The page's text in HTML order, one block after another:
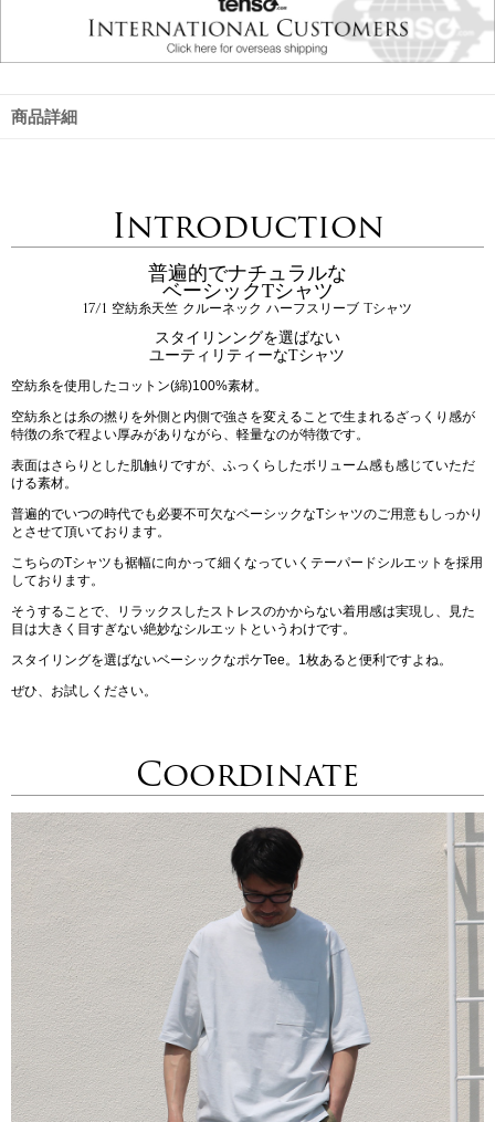
商品詳細
Introduction
普遍的でナチュラルな
ベーシックTシャツ
17/1 空紡糸天竺 クルーネック ハーフスリーブ Tシャツ
スタイリンングを選ばない
ユーティリティーなTシャツ
空紡糸を使用したコットン(綿)100%素材。
空紡糸とは糸の撚りを外側と内側で強さを変えることで生まれるざっくり感が
特徴の糸で程よい厚みがありながら、軽量なのが特徴です。
表面はさらりとした肌触りですが、ふっくらしたボリューム感も感じていただ
ける素材。
普遍的でいつの時代でも必要不可欠なベーシックなTシャツのご用意もしっかり
とさせて頂いております。
こちらのTシャツも裾幅に向かって細くなっていくテーパードシルエットを採用
しております。
そうすることで、リラックスしたストレスのかからない着用感は実現し、見た
目は大きく目すぎない絶妙なシルエットというわけです。
スタイリングを選ばないベーシックなポケTee。1枚あると便利ですよね。
ぜひ、お試しください。
Coordinate